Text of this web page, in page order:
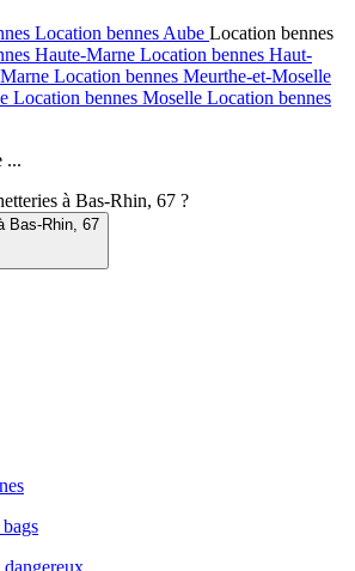
Location bennes Aube Location bennes
Haute-Marne Location bennes Haut-
Marne Location bennes Meurthe-et-Moselle
Location bennes Moselle Location bennes
...
à Bas-Rhin, 67 ?
Bas-Rhin, 67